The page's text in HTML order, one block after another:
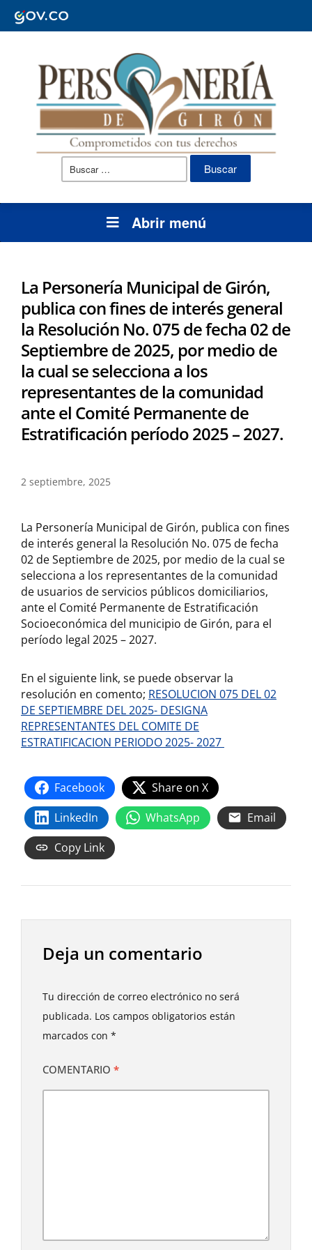
Buscar:
Abrir menú
La Personería Municipal de Girón,
publica con fines de interés general
la Resolución No. 075 de fecha 02 de
Septiembre de 2025, por medio de
la cual se selecciona a los
representantes de la comunidad
ante el Comité Permanente de
Estratificación período 2025 – 2027.
2 septiembre, 2025
La Personería Municipal de Girón, publica con fines
de interés general la Resolución No. 075 de fecha
02 de Septiembre de 2025, por medio de la cual se
selecciona a los representantes de la comunidad
de usuarios de servicios públicos domiciliarios,
ante el Comité Permanente de Estratificación
Socioeconómica del municipio de Girón, para el
período legal 2025 – 2027.
En el siguiente link, se puede observar la
resolución en comento; RESOLUCION 075 DEL 02
DE SEPTIEMBRE DEL 2025- DESIGNA
REPRESENTANTES DEL COMITE DE
ESTRATIFICACION PERIODO 2025- 2027
Facebook
Share on X
LinkedIn
WhatsApp
Email
Copy Link
Deja un comentario
Tu dirección de correo electrónico no será
publicada. Los campos obligatorios están
marcados con *
COMENTARIO *